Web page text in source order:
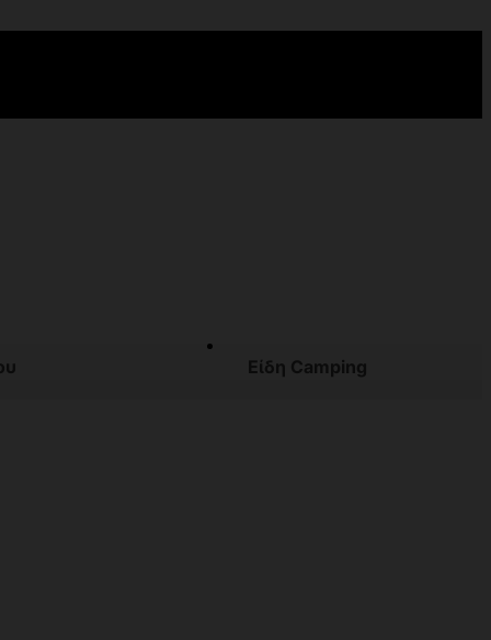
Είδη Camping